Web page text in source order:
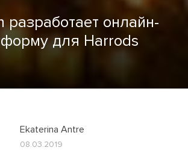
разработает онлайн-
для Harrods
Ekaterina Antre
08.03.2019